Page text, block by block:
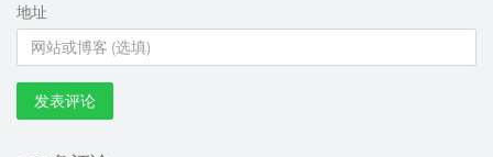
地址
发表评论